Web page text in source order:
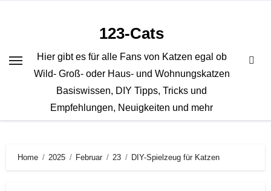
123-Cats
Hier gibt es für alle Fans von Katzen egal ob
Wild- Groß- oder Haus- und Wohnungskatzen
Basiswissen, DIY Tipps, Tricks und
Empfehlungen, Neuigkeiten und mehr
Home 2025 Februar 23 DIY-Spielzeug für Katzen